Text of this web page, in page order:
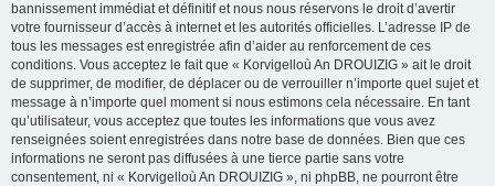
bannissement immédiat et définitif et nous nous réservons le droit d’avertir
votre fournisseur d’accès à internet et les autorités officielles. L’adresse IP de
tous les messages est enregistrée afin d’aider au renforcement de ces
conditions. Vous acceptez le fait que « Korvigelloù An DROUIZIG » ait le droit
de supprimer, de modifier, de déplacer ou de verrouiller n’importe quel sujet et
message à n’importe quel moment si nous estimons cela nécessaire. En tant
qu’utilisateur, vous acceptez que toutes les informations que vous avez
renseignées soient enregistrées dans notre base de données. Bien que ces
informations ne seront pas diffusées à une tierce partie sans votre
consentement, ni « Korvigelloù An DROUIZIG », ni phpBB, ne pourront être